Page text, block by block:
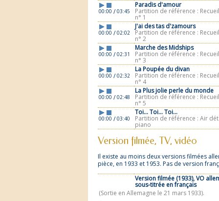
00:00 /03:45
Paradis d'amour
Partition de référence :
n° 1
00:00 /02:02
J'ai des tas d'zamours
Partition de référence :
n° 2
00:00 /02:31
Marche des Midships
Partition de référence :
n° 3
00:00 /02:32
La Poupée du divan
Partition de référence :
n° 4
00:00 /02:48
La Plus jolie perle du monde
Partition de référence :
n° 5
00:00 /03:40
Toi... Toi... Toi...
Partition de référence : Air
piano
Version filmée, TV, vidéo
Il existe au moins deux versions filmées
pièce, en 1933 et 1953. Pas de version
Version filmée (1933), VO
sous-titrée en français
(Sortie en Allemagne le 21 mars 1933).